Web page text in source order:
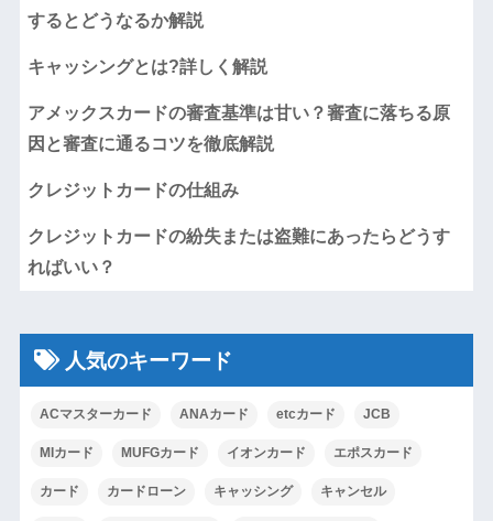
するとどうなるか解説
キャッシングとは?詳しく解説
アメックスカードの審査基準は甘い？審査に落ちる原
因と審査に通るコツを徹底解説
クレジットカードの仕組み
クレジットカードの紛失または盗難にあったらどうす
ればいい？
人気のキーワード
ACマスターカード ANAカード etcカード JCB
MIカード MUFGカード イオンカード エポスカード
カード カードローン キャッシング キャンセル